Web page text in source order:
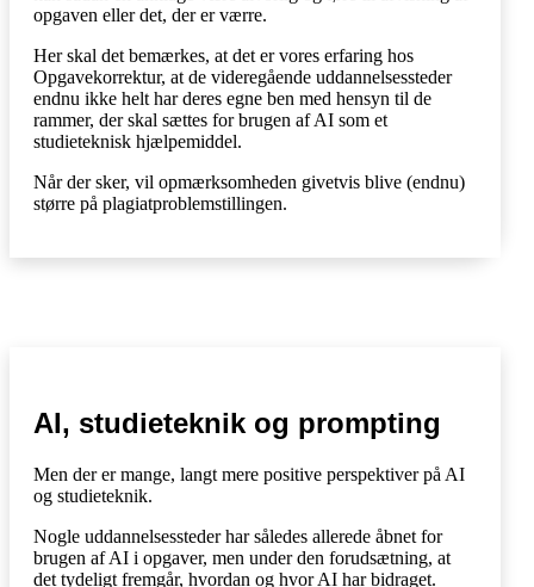
opgaven eller det, der er værre.
Her skal det bemærkes, at det er vores erfaring hos
Opgavekorrektur, at de videregående uddannelsessteder
endnu ikke helt har deres egne ben med hensyn til de
rammer, der skal sættes for brugen af AI som et
studieteknisk hjælpemiddel.
Når der sker, vil opmærksomheden givetvis blive (endnu)
større på plagiatproblemstillingen.
AI, studieteknik og prompting
Men der er mange, langt mere positive perspektiver på AI
og studieteknik.
Nogle uddannelsessteder har således allerede åbnet for
brugen af AI i opgaver, men under den forudsætning, at
det tydeligt fremgår, hvordan og hvor AI har bidraget.